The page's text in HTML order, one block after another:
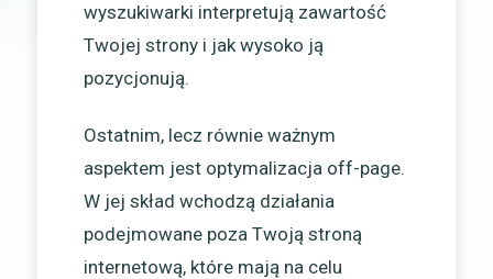
wyszukiwarki interpretują zawartość
Twojej strony i jak wysoko ją
pozycjonują.
Ostatnim, lecz równie ważnym
aspektem jest optymalizacja off-page.
W jej skład wchodzą działania
podejmowane poza Twoją stroną
internetową, które mają na celu